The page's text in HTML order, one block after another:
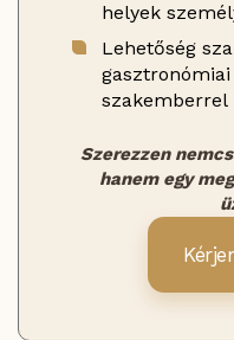
helyek
Lehetőség
szakemberrel
Szerezzen
hanem egy